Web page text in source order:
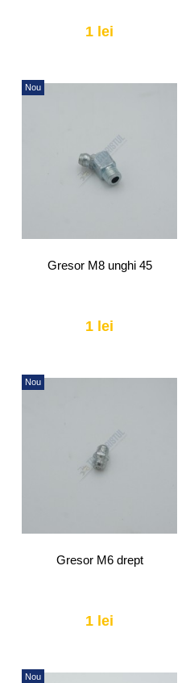
1 lei
Nou
Gresor M8 unghi 45
1 lei
Nou
Gresor M6 drept
1 lei
Nou